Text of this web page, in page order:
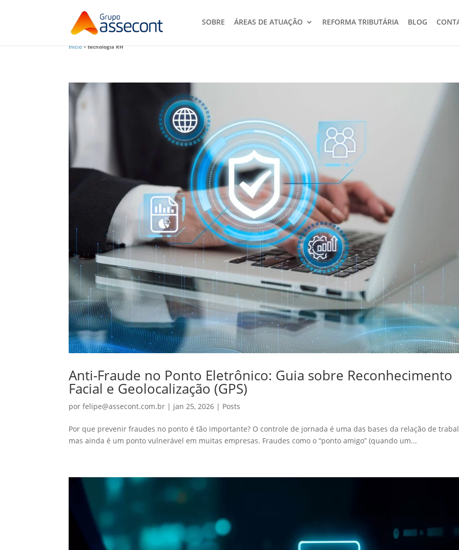
SOBRE ÁREAS DE ATUAÇÃO REFORMA TRIBUTÁRIA BLOG
Início»tecnologia RH
Anti-Fraude no Ponto Eletrônico: Guia sobre Reconhecimento
Facial e Geolocalização (GPS)
porfelipe@assecont.com.br | jan 25, 2026 | Posts
Por que prevenir fraudes no ponto é tão importante? O controle de jornada é uma das bases da relação de
mas ainda é um ponto vulnerável em muitas empresas. Fraudes como o “ponto amigo” (quando um...